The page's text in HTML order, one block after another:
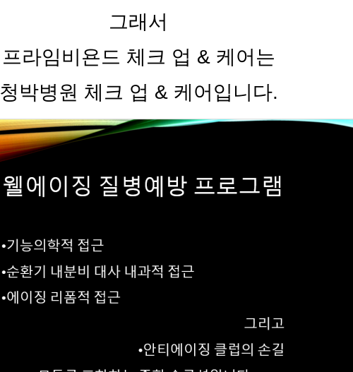
그래서
프라임비욘드 체크 업 & 케어는
청박병원 체크 업 & 케어입니다.